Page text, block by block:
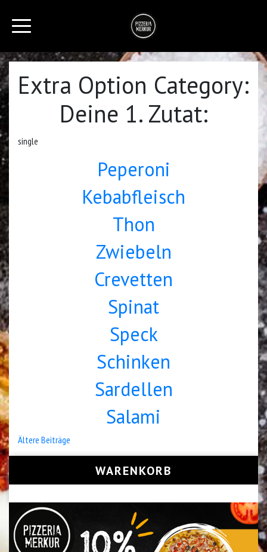
Extra Option Category:
Deine 1. Zutat:
single
Peperoni
Kebabfleisch
Thon
Zwiebeln
Crevetten
Spinat
Speck
Schinken
Sardellen
Salami
Beitragsnavigation
Ältere Beiträge
WARENKORB